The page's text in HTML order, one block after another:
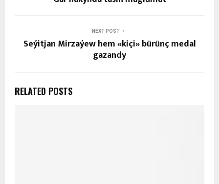
NEXT POST
Seýitjan Mirzaýew hem «kiçi» bürünç medal
gazandy
RELATED POSTS